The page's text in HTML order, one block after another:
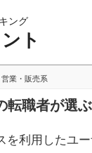
ング
ト
営業・販売系
転職者が選
を利用したユ